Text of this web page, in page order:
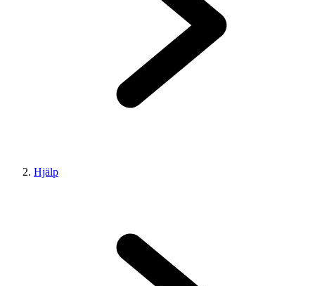
Hjälp